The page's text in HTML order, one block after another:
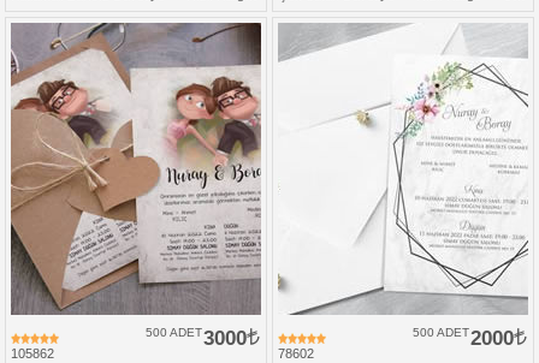
105862
3000
500 ADET
78602
2000
500 ADET